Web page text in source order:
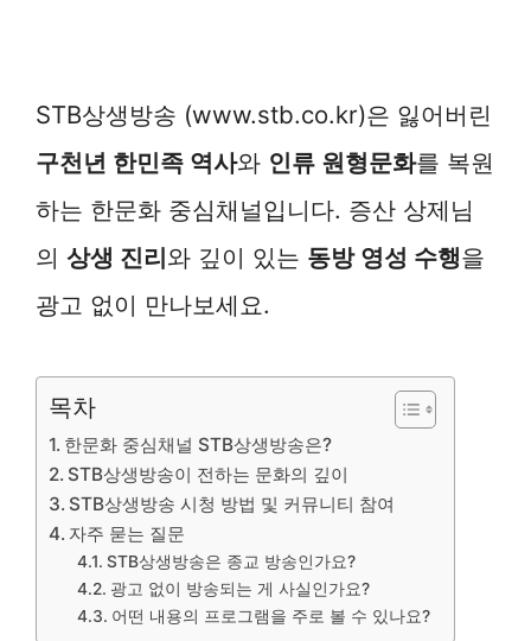
STB상생방송 (www.stb.co.kr)은 잃어버린
구천년 한민족 역사와 인류 원형문화를 복원
하는 한문화 중심채널입니다. 증산 상제님
의 상생 진리와 깊이 있는 동방 영성 수행을
광고 없이 만나보세요.
목차
한문화 중심채널 STB상생방송은?
STB상생방송이 전하는 문화의 깊이
STB상생방송 시청 방법 및 커뮤니티 참여
자주 묻는 질문
STB상생방송은 종교 방송인가요?
광고 없이 방송되는 게 사실인가요?
어떤 내용의 프로그램을 주로 볼 수 있나요?